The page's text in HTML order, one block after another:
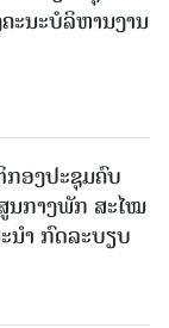
ະນະບໍລິຫານງານ
ອງປະຊຸມຄົບ
ນກາງພັກ ສະໄໝ
ນໍາ ກົດລະບຽບ